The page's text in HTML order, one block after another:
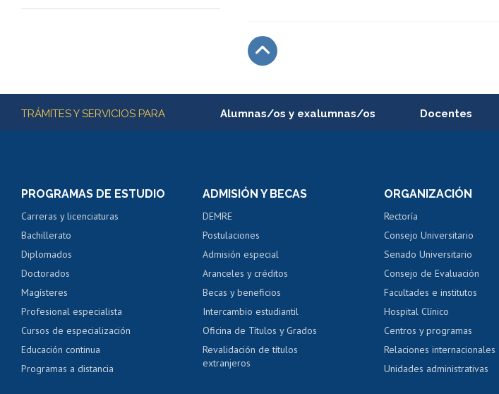
Más información
TRÁMITES Y SERVICIOS PARA Alumnas/os y exalumnas/os
Consulta y certificado de notas
Servicio médico y dental
Pago de arancel y crédito alumnos
Pago de arancel y crédito exalumnos
Certificado de títulos y grados
Docentes
Perfeccionamiento
Evaluación docente
Calificación
Postulación al
PROGRAMAS DE ESTUDIO
Carreras y licenciaturas
Bachillerato
Diplomados
Doctorados
Magísteres
Profesional especialista
Cursos de especialización
Educación continua
Programas a distancia
ADMISIÓN Y BECAS
DEMRE
Postulaciones
Admisión especial
Aranceles y créditos
Becas y beneficios
Intercambio estudiantil
Oficina de Títulos y Grados
Revalidación de títulos
extranjeros
ORGANIZACIÓN
Rectoría
Consejo Universitario
Senado Universitario
Consejo de Evaluación
Facultades e institutos
Hospital Clínico
Centros y programas
Relaciones internacionales
Unidades administrativas